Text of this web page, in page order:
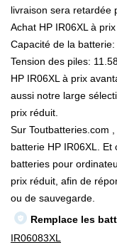
livraison sera retardée
Achat HP IR06XL à
Capacité de la
Tension des piles:
HP IR06XL à prix
aussi notre large
prix réduit.
Sur Toutbatteries.com
batterie HP IR06XL. Et
batteries pour
prix réduit, afin de
ou de sauvegarde.
Remplace les
IR06083XL